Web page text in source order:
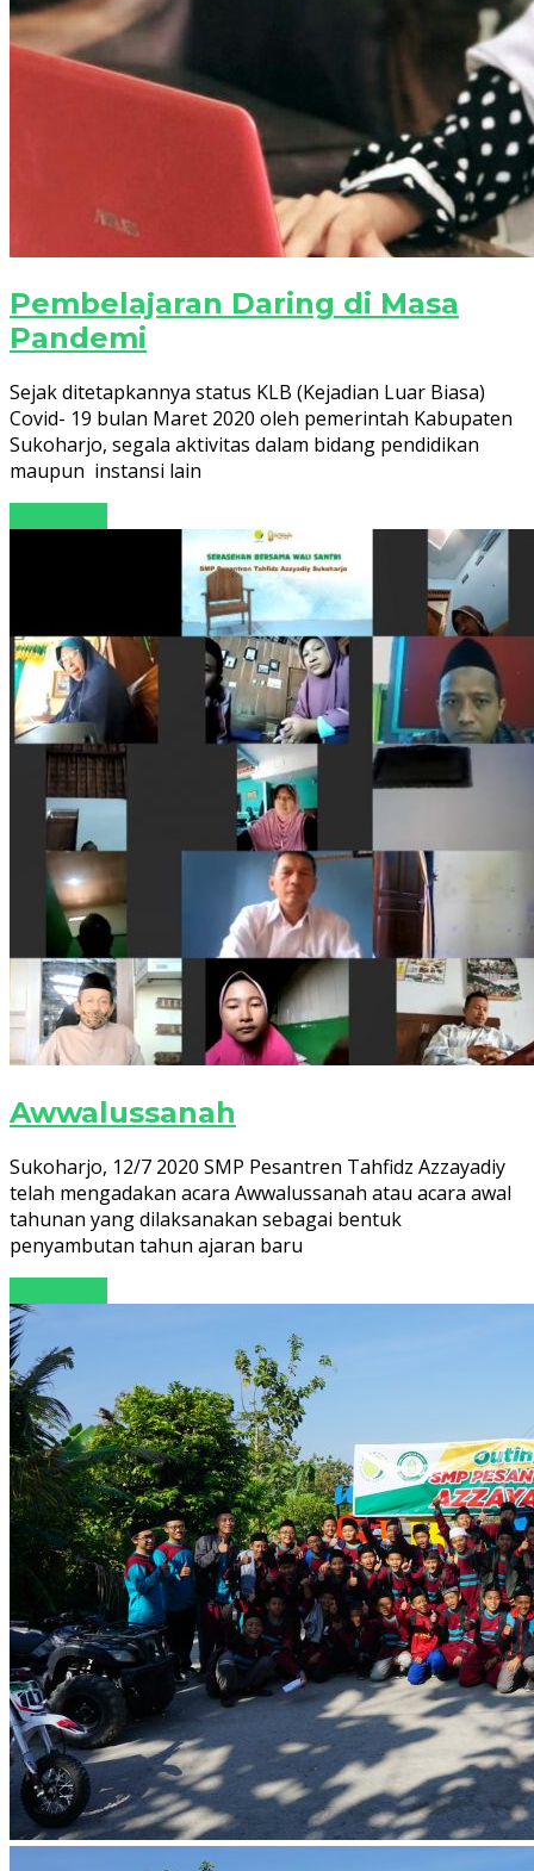
Pembelajaran Daring di Masa
Pandemi
Sejak ditetapkannya status KLB (Kejadian Luar Biasa)
Covid- 19 bulan Maret 2020 oleh pemerintah Kabupaten
Sukoharjo, segala aktivitas dalam bidang pendidikan
maupun instansi lain
Awwalussanah
Sukoharjo, 12/7 2020 SMP Pesantren Tahfidz Azzayadiy
telah mengadakan acara Awwalussanah atau acara awal
tahunan yang dilaksanakan sebagai bentuk
penyambutan tahun ajaran baru